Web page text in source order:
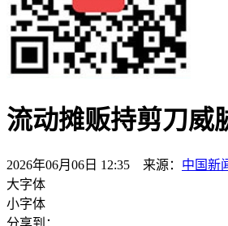
流动摊贩持剪刀威
2026年06月06日 12:35 来源： 中国新
大字体
小字体
分享到：